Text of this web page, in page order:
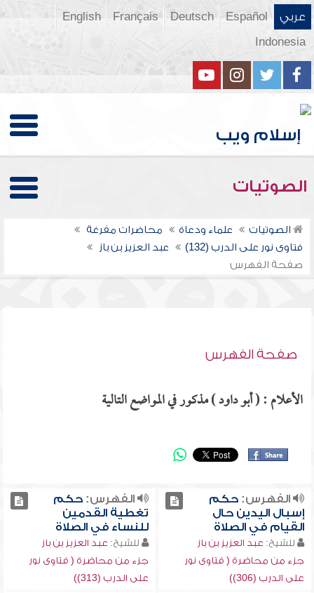
عربي Español
Deutsch
Français
English
Indonesia
الصوتيات
الصوتيات علماء ودعاة
محاضرات مفرغة
فتاوى نور على الدرب (132)
عبد العزيز بن باز
صفحة الفهرس
صفحة الفهرس
الأعلام : ( أبو داود ) مذكور في المواضع التالية
الفهرس:حكم
إسبال اليدين حال
القيام في الصلاة
للشيخ: عبد العزيز بن باز
جزء من محاضرة ( فتاوى نور
على الدرب (306))
الفهرس:حكم
تغطية القدمين
للنساء في الصلاة
للشيخ: عبد العزيز بن باز
جزء من محاضرة ( فتاوى نور
على الدرب (313))